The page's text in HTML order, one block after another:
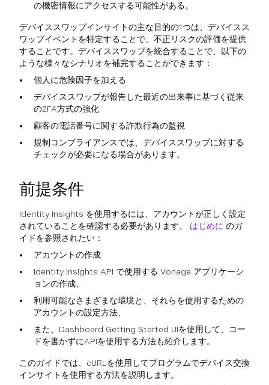
の機密情報にアクセスする可能性がある。
デバイススワップインサイトの主な目的の1つは、デバイスス
ワップイベントを特定することで、不正リスクの評価を提供
することです。デバイススワップを統合することで、以下の
ような様々なシナリオを補完することができます：
個人に危険因子を加える
デバイススワップが報告した最近の出来事に基づく従来
の2FA方式の強化
顧客の電話番号に関する詐欺行為の監視
規制コンプライアンスでは、デバイススワップに対する
チェックが必要になる場合があります。
前提条件
Identity Insights を使用するには、アカウントが正しく設定
されていることを確認する必要があります。 はじめに のガ
イドを参照されたい：
アカウントの作成
Identity Insights API で使用する Vonage アプリケーシ
ョンの作成、
利用可能なさまざまな環境と、それらを使用するための
アカウントの設定方法、
また、Dashboard Getting Started UIを使用して、コー
ドを書かずにAPIを使用する方法も紹介します。
このガイドでは、cURLを使用してプログラムでデバイス交換
インサイトを使用する方法を説明します。